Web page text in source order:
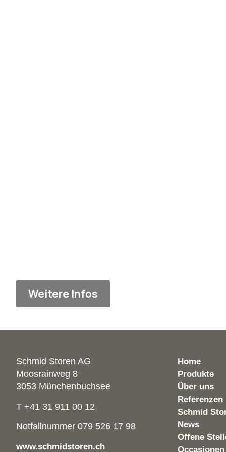
Weitere Infos
Schmid Storen AG
Moosrainweg 8
3053 Münchenbuchsee
T +41 31 911 00 12
Notfallnummer 079 526 17 98
www.schmidstoren.ch
Home
Produkte
Über uns
Referenzen
Schmid
News
Offene
Occasionen